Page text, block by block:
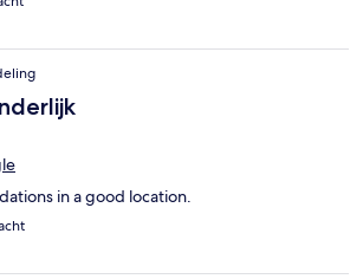
in a good location.